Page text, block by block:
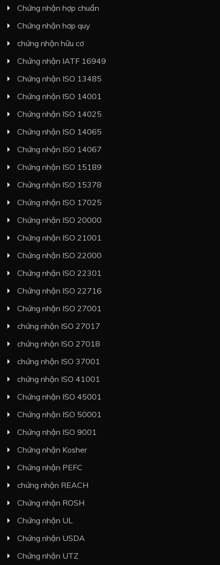
Chứng nhận hợp chuẩn
Chứng nhận hơp quy
chứng nhận hữu cơ
Chứng nhận IATF 16949
Chứng nhận ISO 13485
Chứng nhận ISO 14001
Chứng nhận ISO 14025
Chứng nhận ISO 14065
Chứng nhận ISO 14067
Chứng nhận ISO 15189
Chứng nhận ISO 15378
Chứng nhận ISO 17025
Chứng nhận ISO 20000
Chứng nhận ISO 21001
Chứng nhận ISO 22000
Chứng nhận ISO 22301
Chứng nhận ISO 22716
Chứng nhận ISO 27001
chứng nhận ISO 27017
chứng nhận ISO 27018
chứng nhận ISO 37001
chứng nhận ISO 41001
Chứng nhận ISO 45001
Chứng nhận ISO 50001
Chứng nhận ISO 9001
Chứng nhận Kosher
Chứng nhận PEFC
chứng nhận REACH
Chứng nhận ROSH
Chứng nhận UL
Chứng nhận USDA
Chứng nhận UTZ